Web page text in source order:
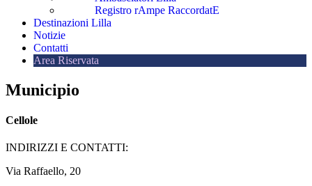
Registro rAmpe RaccordatE
Destinazioni Lilla
Notizie
Contatti
Area Riservata
Municipio
Cellole
INDIRIZZI E CONTATTI:​
Via Raffaello, 20